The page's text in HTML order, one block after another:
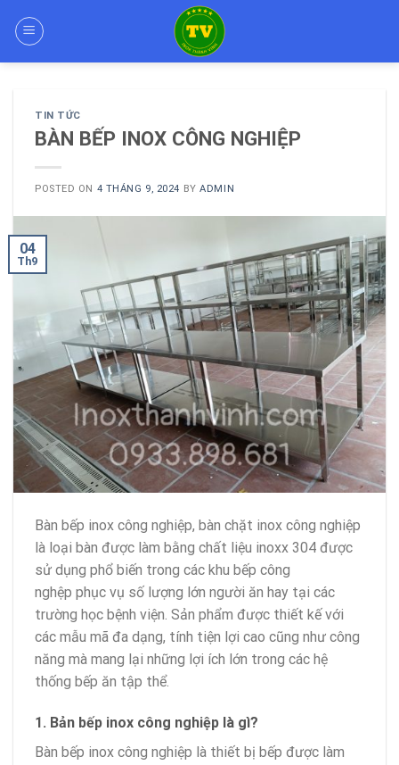
TIN TỨC
BÀN BẾP INOX CÔNG NGHIỆP
POSTED ON 4 THÁNG 9, 2024 BYADMIN
04
Th9
Bàn bếp inox công nghiệp, bàn chặt inox công nghiệp
là loại bàn được làm bằng chất liệu inoxx 304 được
sử dụng phổ biến trong các khu bếp công
nghệp phục vụ số lượng lớn người ăn hay tại các
trường học bệnh viện. Sản phẩm được thiết kế với
các mẫu mã đa dạng, tính tiện lợi cao cũng như công
năng mà mang lại những lợi ích lớn trong các hệ
thống bếp ăn tập thể.
1. Bản bếp inox công nghiệp là gì?
Bàn bếp inox công nghiệp là thiết bị bếp được làm